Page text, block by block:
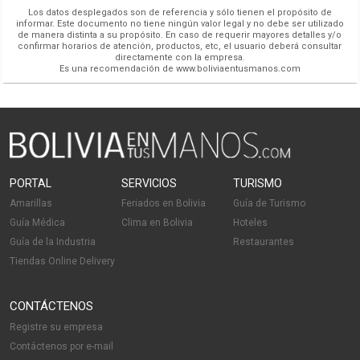
Los datos desplegados son de referencia y sólo tienen el propósito de
informar. Este documento no tiene ningún valor legal y no debe ser utilizado
de manera distinta a su propósito. En caso de requerir mayores detalles y/o
confirmar horarios de atención, productos, etc, el usuario deberá consultar
directamente con la empresa.
Es una recomendación de www.boliviaentusmanos.com
PORTAL
Amarillas
Guía Médica
Guía de la Industria
Tiendas Online Delivery
SERVICIOS
Feriados en Bolivia
Clima en Bolivia
TURISMO
Guía de Turismo
Hoteles
Restaurantes
CONTÁCTENOS
Registre su empresa
Contáctenos por e-mail